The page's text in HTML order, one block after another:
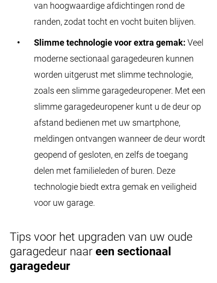
van hoogwaardige afdichtingen rond de
randen, zodat tocht en vocht buiten blijven.
Slimme technologie voor extra gemak: Veel
moderne sectionaal garagedeuren kunnen
worden uitgerust met slimme technologie,
zoals een slimme garagedeuropener. Met een
slimme garagedeuropener kunt u de deur op
afstand bedienen met uw smartphone,
meldingen ontvangen wanneer de deur wordt
geopend of gesloten, en zelfs de toegang
delen met familieleden of buren. Deze
technologie biedt extra gemak en veiligheid
voor uw garage.
Tips voor het upgraden van uw oude
garagedeur naareen sectionaal
garagedeur